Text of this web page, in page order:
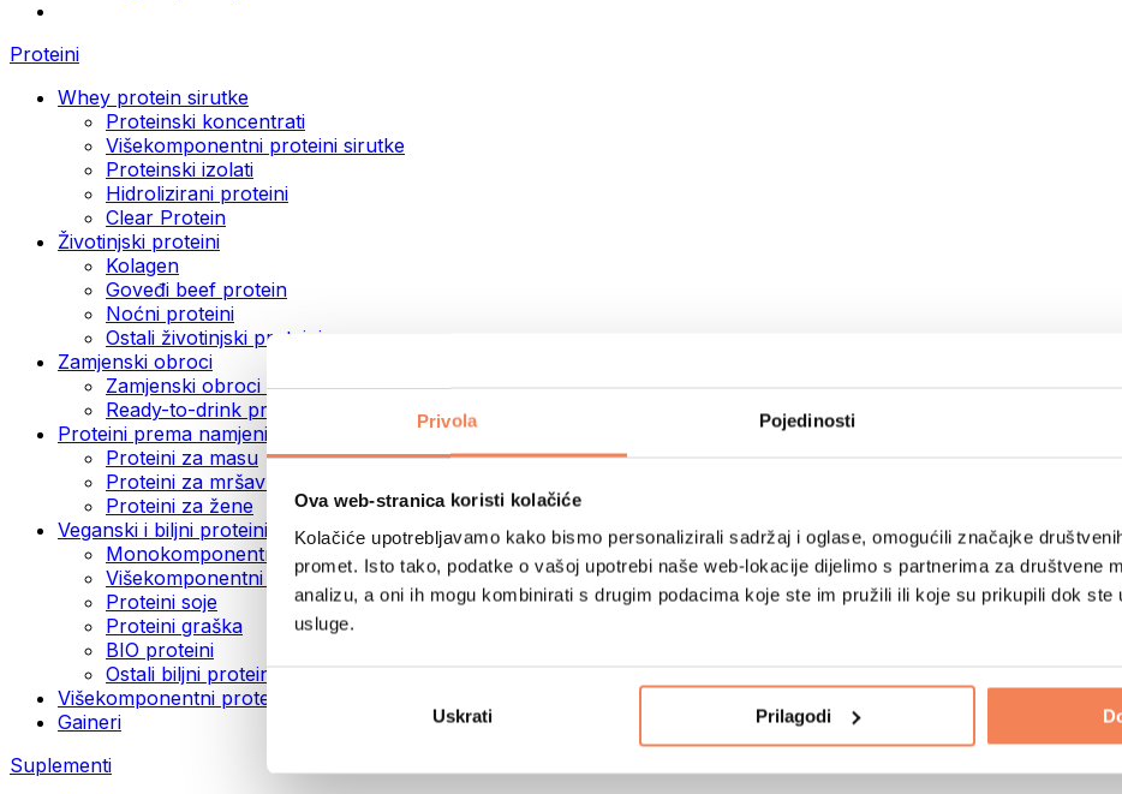
Privola Pojedinosti
Ova web-stranica koristi kolačiće
Kolačiće upotrebljavamo kako bismo personalizirali sadržaj i oglase, omogućili značajke
promet. Isto tako, podatke o vašoj upotrebi naše web-lokacije dijelimo s partnerima za društvene
analizu, a oni ih mogu kombinirati s drugim podacima koje ste im pružili ili koje su prikupili dok ste
usluge.
Uskrati Prilagodi
Proteini
Whey protein sirutke
Proteinski koncentrati
Višekomponentni proteini sirutke
Proteinski izolati
Hidrolizirani proteini
Clear Protein
Životinjski proteini
Kolagen
Goveđi beef protein
Noćni proteini
Ostali životinjski proteini
Zamjenski obroci
Zamjenski obroci u prahu
Ready-to-drink proteinski napitci
Proteini prema namjeni
Proteini za masu
Proteini za mršavljenje
Proteini za žene
Veganski i biljni proteini
Monokomponentni veganski proteini
Višekomponentni veganski proteini
Proteini soje
Proteini graška
BIO proteini
Ostali biljni proteini
Višekomponentni protein
Gaineri
Suplementi